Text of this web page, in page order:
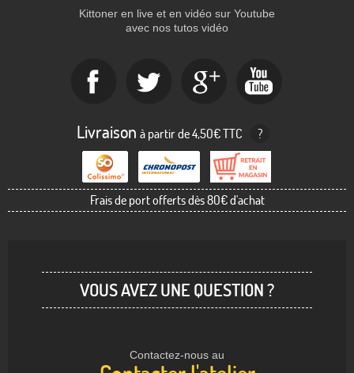
Kittoner en live et en vidéo sur Youtube
avec nos tutos vidéo
Livraison à partir de 4,50€ TTC ?
Frais de port offerts dès 80€ d'achat
VOUS AVEZ UNE QUESTION ?
Contactez-nous au